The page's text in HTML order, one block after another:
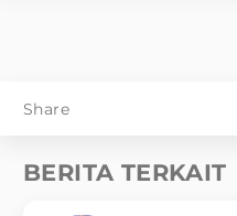
Share
BERITA TERKAIT